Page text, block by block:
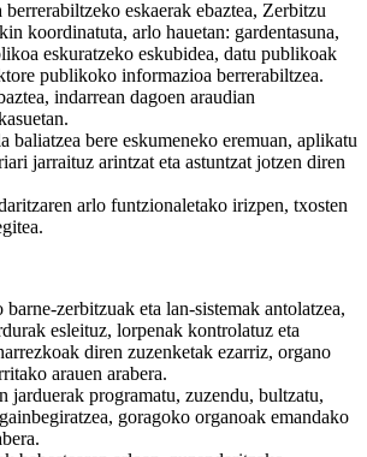
berrerabiltzeko eskaerak ebaztea, Zerbitzu
koordinatuta, arlo hauetan: gardentasuna,
eskuratzeko eskubidea, datu publikoak
publikoko informazioa berrerabiltzea.
indarrean dagoen araudian
baliatzea bere eskumeneko eremuan, aplikatu
jarraituz arintzat eta astuntzat jotzen diren
arlo funtzionaletako irizpen, txosten
barne-zerbitzuak eta lan-sistemak antolatzea,
esleituz, lorpenak kontrolatuz eta
diren zuzenketak ezarriz, organo
arauen arabera.
jarduerak programatu, zuzendu, bultzatu,
goragoko organoak emandako